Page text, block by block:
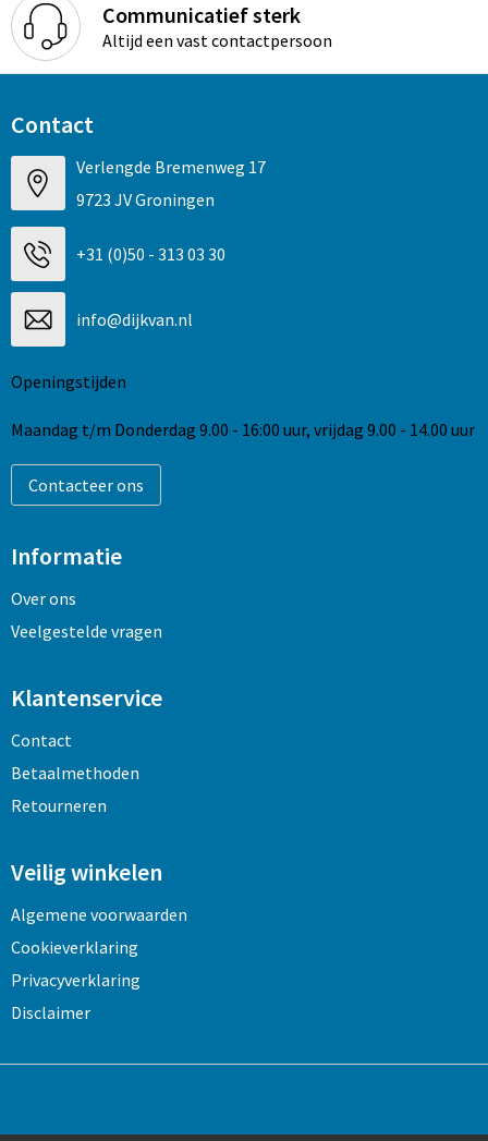
Communicatief sterk
Altijd een vast contactpersoon
Contact
Verlengde Bremenweg 17
9723 JV Groningen
+31 (0)50 - 313 03 30
info@dijkvan.nl
Openingstijden
Maandag t/m Donderdag 9.00 - 16:00 uur, vrijdag 9.00 - 14.00 uur
Contacteer ons
Informatie
Over ons
Veelgestelde vragen
Klantenservice
Contact
Betaalmethoden
Retourneren
Veilig winkelen
Algemene voorwaarden
Cookieverklaring
Privacyverklaring
Disclaimer